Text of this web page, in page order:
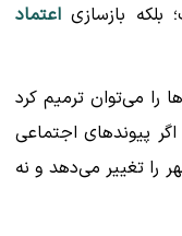
بازسازی اعتماد
را می‌توان ترمیم کرد
پیوندهای اجتماعی
را تغییر می‌دهد و نه